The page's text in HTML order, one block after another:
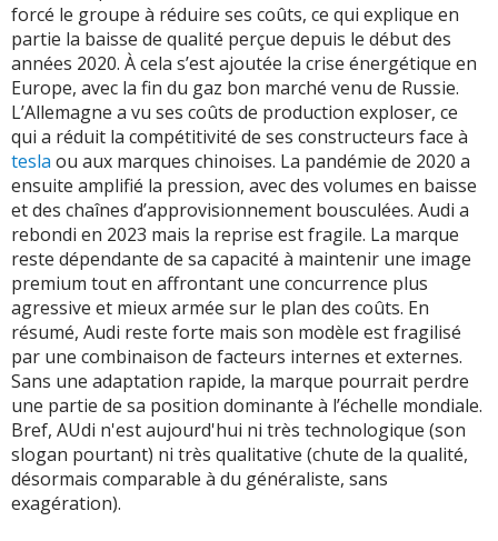
forcé le groupe à réduire ses coûts, ce qui explique en
partie la baisse de qualité perçue depuis le début des
années 2020. À cela s’est ajoutée la crise énergétique en
Europe, avec la fin du gaz bon marché venu de Russie.
L’Allemagne a vu ses coûts de production exploser, ce
qui a réduit la compétitivité de ses constructeurs face à
tesla ou aux marques chinoises. La pandémie de 2020 a
ensuite amplifié la pression, avec des volumes en baisse
et des chaînes d’approvisionnement bousculées. Audi a
rebondi en 2023 mais la reprise est fragile. La marque
reste dépendante de sa capacité à maintenir une image
premium tout en affrontant une concurrence plus
agressive et mieux armée sur le plan des coûts. En
résumé, Audi reste forte mais son modèle est fragilisé
par une combinaison de facteurs internes et externes.
Sans une adaptation rapide, la marque pourrait perdre
une partie de sa position dominante à l’échelle mondiale.
Bref, AUdi n'est aujourd'hui ni très technologique (son
slogan pourtant) ni très qualitative (chute de la qualité,
désormais comparable à du généraliste, sans
exagération).